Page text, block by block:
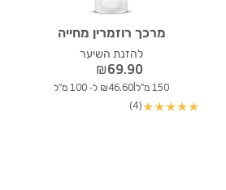
מרכך רוזמרין מחייה
להזנת השיער
₪69.90
150 מ"ל | ₪46.60 ל- 100 מ"ל
★
★
★
★
★
(4)